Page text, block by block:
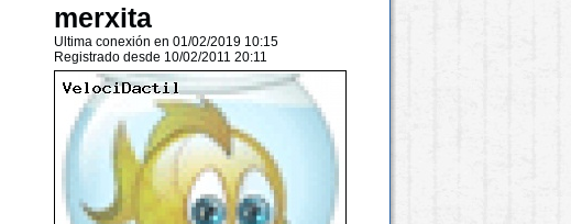
merxita
Ultima conexión en 01/02/2019 10:15
Registrado desde 10/02/2011 20:11